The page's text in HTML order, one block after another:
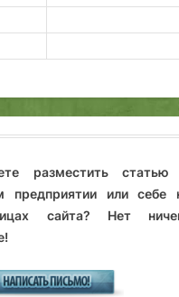
разместить
предприятии или себе
сайта? Нет